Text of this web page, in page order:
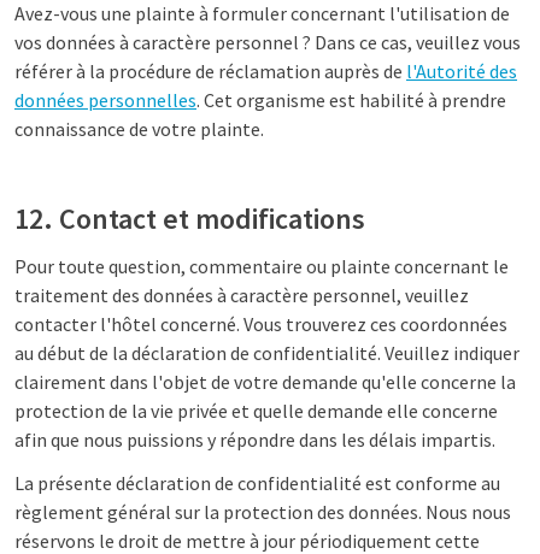
Avez-vous une plainte à formuler concernant l'utilisation de
vos données à caractère personnel ? Dans ce cas, veuillez vous
référer à la procédure de réclamation auprès de l'Autorité des
données personnelles. Cet organisme est habilité à prendre
connaissance de votre plainte.
12. Contact et modifications
Pour toute question, commentaire ou plainte concernant le
traitement des données à caractère personnel, veuillez
contacter l'hôtel concerné. Vous trouverez ces coordonnées
au début de la déclaration de confidentialité. Veuillez indiquer
clairement dans l'objet de votre demande qu'elle concerne la
protection de la vie privée et quelle demande elle concerne
afin que nous puissions y répondre dans les délais impartis.
La présente déclaration de confidentialité est conforme au
règlement général sur la protection des données. Nous nous
réservons le droit de mettre à jour périodiquement cette